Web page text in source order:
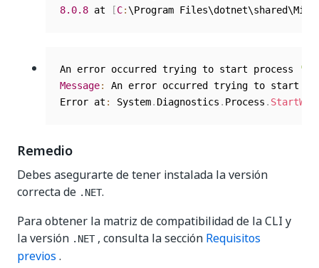
8.0.8 at [C:\Program
An error occurred trying to start process
Message:
An error occurred trying to start
Error at : System. Diagnostics . Process .
Remedio
Debes asegurarte de tener instalada la versión
correcta de .NET.
Para obtener la matriz de compatibilidad de la CLI y
la versión .NET, consulta la sección Requisitos
previos .